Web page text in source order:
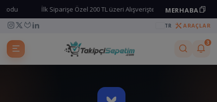
İlk Siparişe Özel 200 TL üzeri Alışverişte %25 İndirim kodu
MERHABA
Kuponu kopyala
TR ARAÇLAR
3